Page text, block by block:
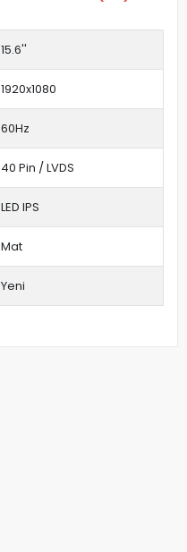
15.6''
1920x1080
60Hz
40 Pin / LVDS
LED IPS
Mat
Yeni